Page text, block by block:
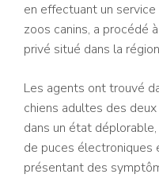
en effectuant un
zoos canins, a procédé
privé situé dans la
Les agents ont trouvé
chiens adultes des
dans un état
de puces électroniques
présentant des